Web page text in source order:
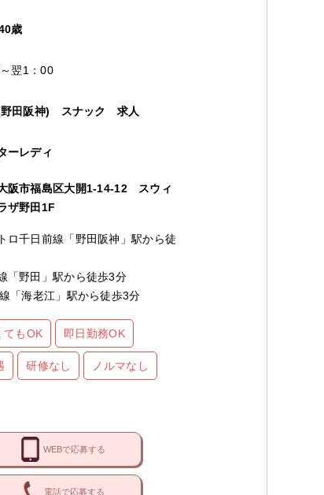
歳
翌1：00
田阪神) スナック 求人
ーレディ
阪市福島区大開1-14-12 スウィ
ザ野田1F
ロ千日前線「野田阪神」駅から徒
「野田」駅から徒歩3分
「海老江」駅から徒歩3分
てもOK 即日勤務OK
研修なし ノルマなし
WEBで応募する
電話で応募する